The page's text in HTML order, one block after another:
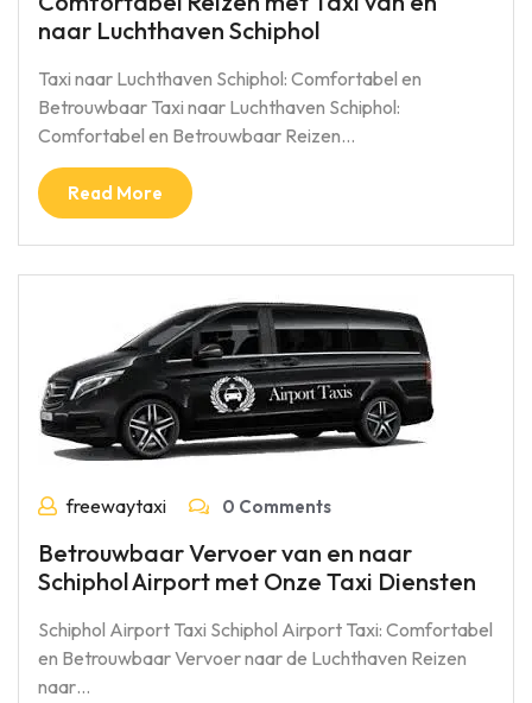
naar Luchthaven Schiphol
Taxi naar Luchthaven Schiphol: Comfortabel en
Betrouwbaar Taxi naar Luchthaven Schiphol:
Comfortabel en Betrouwbaar Reizen…
Read More
freewaytaxi 0 Comments
Betrouwbaar Vervoer van en naar
Schiphol Airport met Onze Taxi Diensten
Schiphol Airport Taxi Schiphol Airport Taxi: Comfortabel
en Betrouwbaar Vervoer naar de Luchthaven Reizen
naar…